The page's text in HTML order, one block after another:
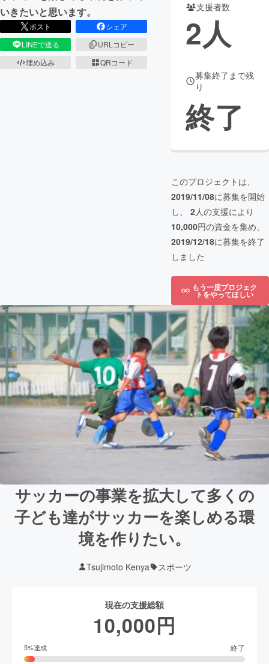
CAMPFIREふるさと納税
コミュニティ
いきたいと思います。
ポスト
シェア
LINEで送る
URLコピー
埋め込み
QRコード
支援者数
2人
募集終了まで残
り
終了
このプロジェクトは、
2019/11/08に募集を開始
し、 2人の支援により
10,000円の資金を集め、
2019/12/18に募集を終了
しました
もう一度プロジェク
トをやってほしい
サッカーの事業を拡大して多くの
子ども達がサッカーを楽しめる環
境を作りたい。
Tsujimoto Kenya スポーツ
現在の支援総額
10,000円
5%達成 終了